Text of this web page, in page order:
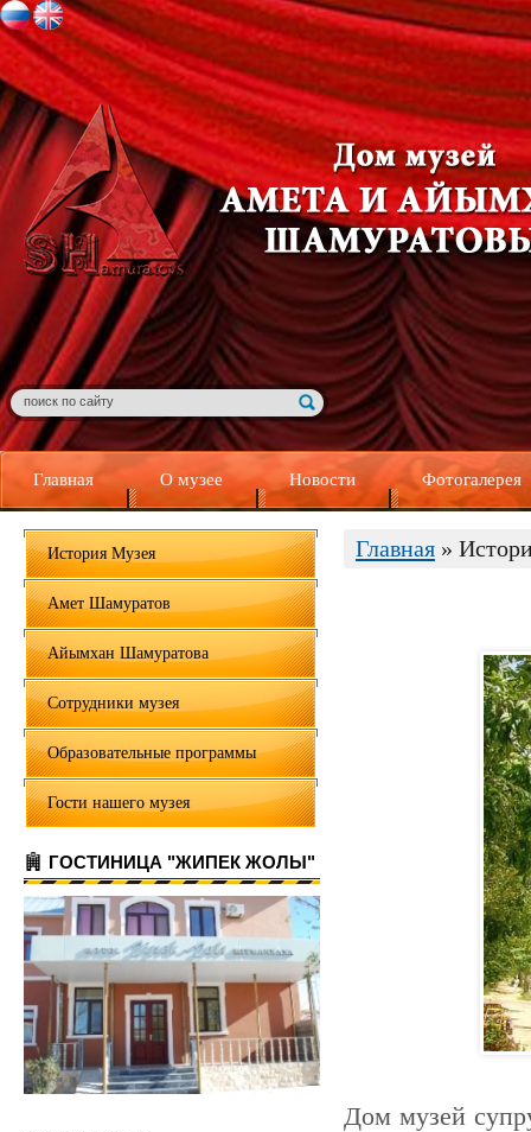
Главная О музее Новости Фотогалерея
История Музея
Амет Шамуратов
Айымхан Шамуратова
Сотрудники музея
Образовательные программы
Гости нашего музея
ГОСТИНИЦА "ЖИПЕК ЖОЛЫ"
Главная »
Дом музей